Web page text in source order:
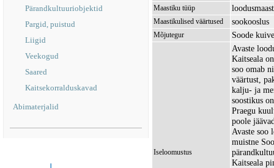
Pärandkultuuriobjektid
Pargid, puistud
Liigid
Veekogud
Saared
Kaitsekorralduskavad
Abimaterjalid
Maastiku tüüp
Maastikulised väärtused sookooslus
Mõjutegur Soode
Iseloomustus
Avaste
Kaitseala
soo omab
väärtust,
kalju- ja
soostikus
Praegu
poole
Avaste soo
muistne
Kaitseala